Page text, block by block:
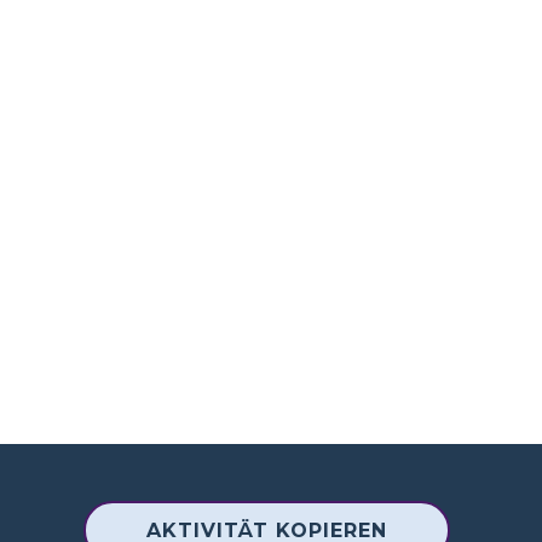
AKTIVITÄT KOPIEREN